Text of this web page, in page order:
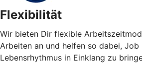
Flexibilität
Wir bieten Dir flexible
Arbeiten an und helfen so dabei, Job
Lebensrhythmus in Einklang zu